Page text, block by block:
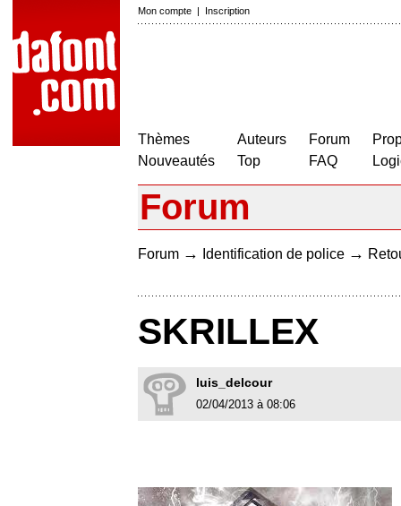
Mon compte | Inscription
Thèmes
Nouveautés
Auteurs
Top
Forum
FAQ
Forum
Forum → Identification de police →
SKRILLEX
luis_delcour
02/04/2013 à 08:06